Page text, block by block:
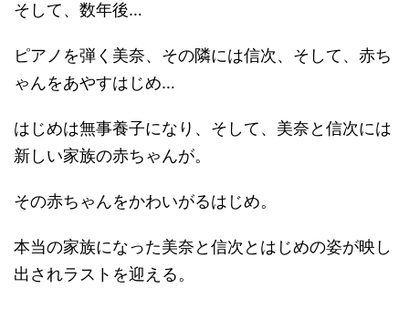
そして、数年後…
ピアノを弾く美奈、その隣には信次、そして、赤ち
ゃんをあやすはじめ…
はじめは無事養子になり、そして、美奈と信次には
新しい家族の赤ちゃんが。
その赤ちゃんをかわいがるはじめ。
本当の家族になった美奈と信次とはじめの姿が映し
出されラストを迎える。